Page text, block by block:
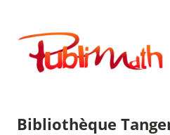
contenu
Publimath
Bibliothèque